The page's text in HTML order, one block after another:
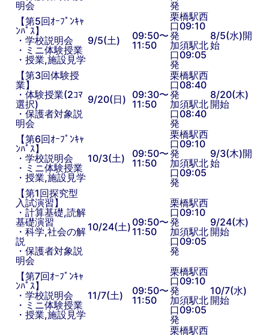
明会
発
【第5回ｵｰﾌﾟﾝｷｬ
ﾝﾊﾟｽ】
・学校説明会
・ミニ体験授業
・授業,施設見学
9/5(土)
09:50〜
11:50
栗橋駅西
口09:10
発
加須駅北
口09:05
発
8/5(水)開
始
【第3回体験授
業】
・体験授業(2ｺﾏ
選択)
・保護者対象説
明会
9/20(日) 09:30〜
11:50
栗橋駅西
口08:40
発
加須駅北
口08:40
発
8/20(木)
開始
【第6回ｵｰﾌﾟﾝｷｬ
ﾝﾊﾟｽ】
・学校説明会
・ミニ体験授業
・授業,施設見学
10/3(土)
09:50〜
11:50
栗橋駅西
口09:10
発
加須駅北
口09:05
発
9/3(木)開
始
【第1回探究型
入試演習】
・計算基礎,読解
基礎演習
・科学,社会の解
説
・保護者対象説
明会
10/24(土) 09:50〜
11:50
栗橋駅西
口09:10
発
加須駅北
口09:05
発
9/24(木)
開始
【第7回ｵｰﾌﾟﾝｷｬ
ﾝﾊﾟｽ】
・学校説明会
・ミニ体験授業
・授業,施設見学
11/7(土)
09:50〜
11:50
栗橋駅西
口09:10
発
加須駅北
口09:05
発
10/7(水)
開始
栗橋駅西